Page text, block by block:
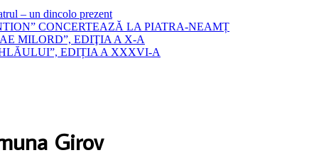
– un dincolo prezent
CONCERTEAZĂ LA PIATRA-NEAMȚ
MILORD”, EDIŢIA A X-A
EDIȚIA A XXXVI-A
Girov